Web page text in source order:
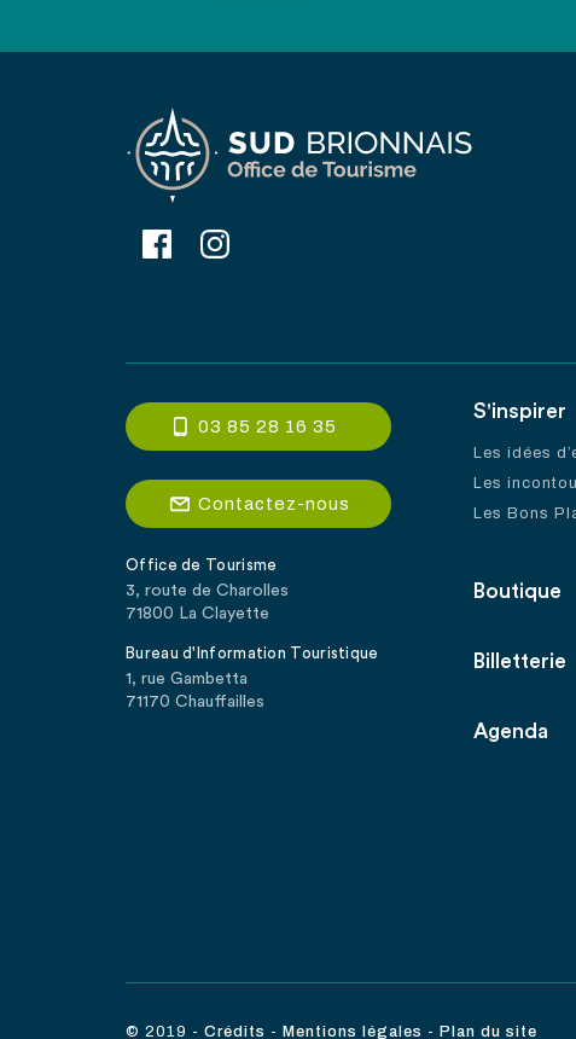
03 85 28 16 35
Contactez-nous
Office de Tourisme
3, route de Charolles
71800 La Clayette
Bureau d'Information Touristique
1, rue Gambetta
71170 Chauffailles
S'inspirer
Les idées
Les
Les Bons
Boutique
Billetterie
Agenda
© 2019 - Crédits - Mentions légales - Plan du site